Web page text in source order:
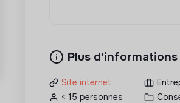
Plus d'informations
Site internet
< 15 personnes